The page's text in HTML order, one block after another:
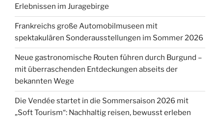
Erlebnissen im Juragebirge
Frankreichs große Automobilmuseen mit
spektakulären Sonderausstellungen im Sommer 2026
Neue gastronomische Routen führen durch Burgund –
mit überraschenden Entdeckungen abseits der
bekannten Wege
Die Vendée startet in die Sommersaison 2026 mit
„Soft Tourism“: Nachhaltig reisen, bewusst erleben